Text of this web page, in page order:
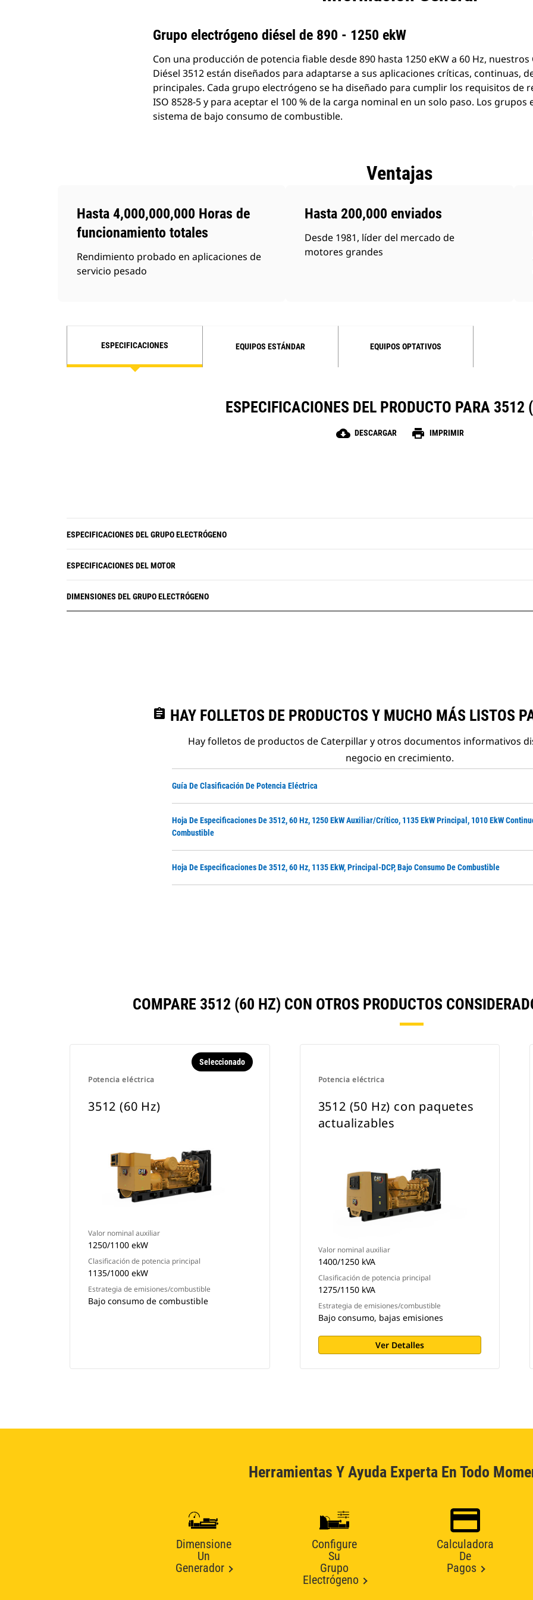
Grupo electrógeno diésel de 890 - 1250 ekW
Con una producción de potencia fiable desde 890 hasta 1250 eKW a 60 Hz,
Diésel 3512 están diseñados para adaptarse a sus aplicaciones críticas, continuas,
principales. Cada grupo electrógeno se ha diseñado para cumplir los requisitos de
ISO 8528-5 y para aceptar el 100 % de la carga nominal en un solo paso. Los
sistema de bajo consumo de combustible.
Ventajas
Hasta 4,000,000,000 Horas de
funcionamiento totales
Rendimiento probado en aplicaciones de
servicio pesado
Hasta 200,000 enviados
Desde 1981, líder del mercado de
motores grandes
ESPECIFICACIONES EQUIPOS ESTÁNDAR EQUIPOS OPTATIVOS
ESPECIFICACIONES DEL PRODUCTO PARA 3512
cloud_download DESCARGAR print IMPRIMIR
ESPECIFICACIONES DEL GRUPO ELECTRÓGENO
ESPECIFICACIONES DEL MOTOR
DIMENSIONES DEL GRUPO ELECTRÓGENO
assignment HAY FOLLETOS DE PRODUCTOS Y MUCHO MÁS LISTOS
Hay folletos de productos de Caterpillar y otros documentos informativos
negocio en crecimiento.
Guía De Clasificación De Potencia Eléctrica
Hoja De Especificaciones De 3512, 60 Hz, 1250 EkW Auxiliar/crítico, 1135 EkW Principal, 1010 EkW
Combustible
Hoja De Especificaciones De 3512, 60 Hz, 1135 EkW, Principal-DCP, Bajo Consumo De Combustible
COMPARE 3512 (60 HZ) CON OTROS PRODUCTOS
Potencia eléctrica
Seleccionado
3512 (60 Hz)
Valor nominal auxiliar
1250/1100 ekW
Clasificación de potencia principal
1135/1000 ekW
Estrategia de emisiones/combustible
Bajo consumo de combustible
Potencia eléctrica
3512 (50 Hz) con paquetes
actualizables
Valor nominal auxiliar
1400/1250 kVA
Clasificación de potencia principal
1275/1150 kVA
Estrategia de emisiones/combustible
Bajo consumo, bajas emisiones
Ver Detalles
Herramientas Y Ayuda Experta En Todo
Dimensione
Un
Generador
Configure
Su
Grupo
Electrógeno
Calculadora
De
Pagos